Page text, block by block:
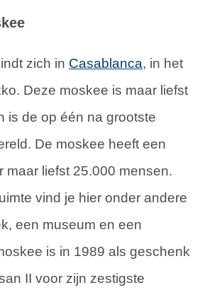
zich in Casablanca, in het
Deze moskee is maar liefst
is de op één na grootste
De moskee heeft een
maar liefst 25.000 mensen.
vind je hier onder andere
een museum en een
is in 1989 als geschenk
II voor zijn zestigste